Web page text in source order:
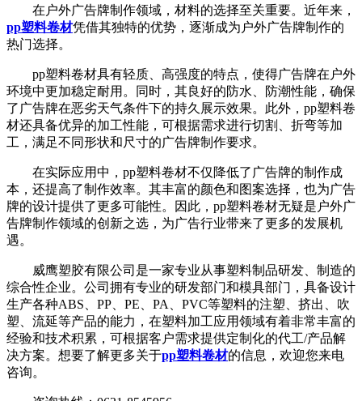
在户外广告牌制作领域，材料的选择至关重要。近年来，
pp塑料卷材凭借其独特的优势，逐渐成为户外广告牌制作的
热门选择。
pp塑料卷材具有轻质、高强度的特点，使得广告牌在户外
环境中更加稳定耐用。同时，其良好的防水、防潮性能，确保
了广告牌在恶劣天气条件下的持久展示效果。此外，pp塑料卷
材还具备优异的加工性能，可根据需求进行切割、折弯等加
工，满足不同形状和尺寸的广告牌制作要求。
在实际应用中，pp塑料卷材不仅降低了广告牌的制作成
本，还提高了制作效率。其丰富的颜色和图案选择，也为广告
牌的设计提供了更多可能性。因此，pp塑料卷材无疑是户外广
告牌制作领域的创新之选，为广告行业带来了更多的发展机
遇。
威鹰塑胶有限公司是一家专业从事塑料制品研发、制造的
综合性企业。公司拥有专业的研发部门和模具部门，具备设计
生产各种ABS、PP、PE、PA、PVC等塑料的注塑、挤出、吹
塑、流延等产品的能力，在塑料加工应用领域有着非常丰富的
经验和技术积累，可根据客户需求提供定制化的代工/产品解
决方案。想要了解更多关于pp塑料卷材的信息，欢迎您来电
咨询。